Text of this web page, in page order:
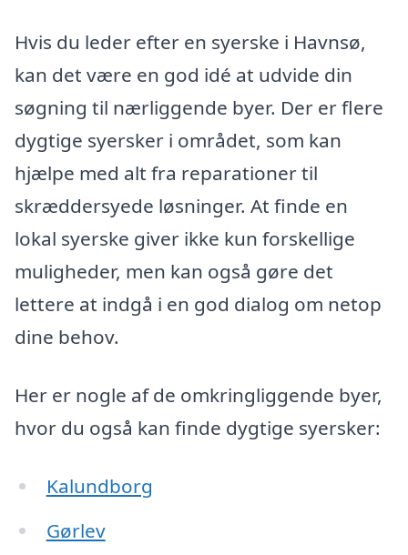
Hvis du leder efter en syerske i Havnsø,
kan det være en god idé at udvide din
søgning til nærliggende byer. Der er flere
dygtige syersker i området, som kan
hjælpe med alt fra reparationer til
skræddersyede løsninger. At finde en
lokal syerske giver ikke kun forskellige
muligheder, men kan også gøre det
lettere at indgå i en god dialog om netop
dine behov.
Her er nogle af de omkringliggende byer,
hvor du også kan finde dygtige syersker:
Kalundborg
Gørlev